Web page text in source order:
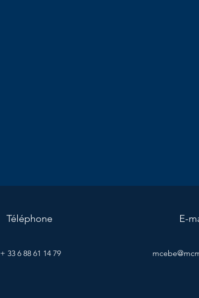
Téléphone
+ 33 6 88 61 14 79
E-